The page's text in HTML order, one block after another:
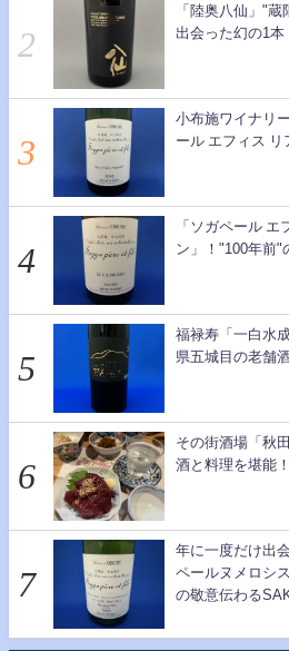
「陸奥八仙」"
出会った幻の1
小布施ワイナリ
ール エフィス リ
「ソガペール エ
ン」！"100年前"
福禄寿「一白水
県五城目の老舗
その街酒場「秋
酒と料理を堪能
年に一度だけ出
ペールヌメロシ
の敬意伝わる